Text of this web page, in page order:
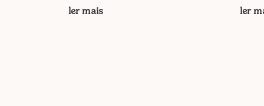
ler mais ler